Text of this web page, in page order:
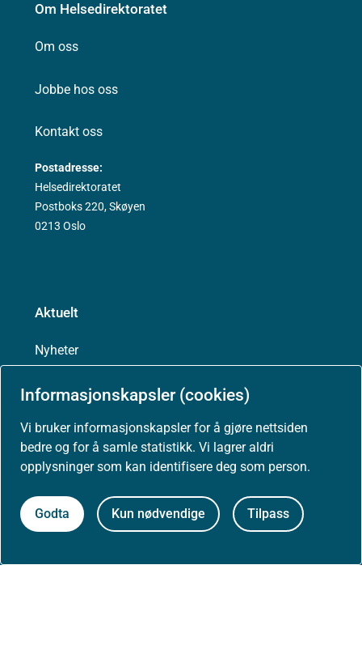
Informasjonskapsler (cookies)
Vi bruker informasjonskapsler for å gjøre nettsiden
bedre og for å samle statistikk. Vi lagrer aldri
opplysninger som kan identifisere deg som person.
Godta Kun nødvendige Tilpass
Om Helsedirektoratet
Om oss
Jobbe hos oss
Kontakt oss
Postadresse:
Helsedirektoratet
Postboks 220, Skøyen
0213 Oslo
Aktuelt
Nyheter
Arrangementer
Høringer
Presse
Om nettstedet